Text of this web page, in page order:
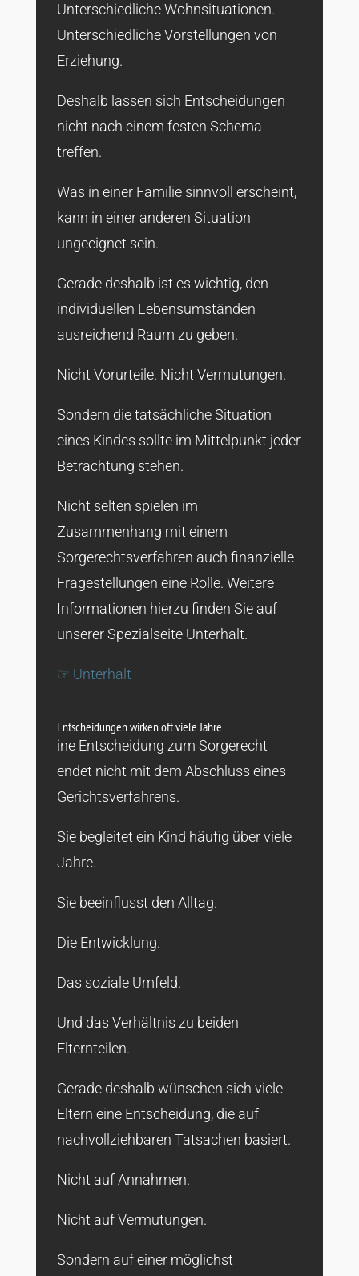
Unterschiedliche Wohnsituationen.
Unterschiedliche Vorstellungen von
Erziehung.
Deshalb lassen sich Entscheidungen
nicht nach einem festen Schema
treffen.
Was in einer Familie sinnvoll erscheint,
kann in einer anderen Situation
ungeeignet sein.
Gerade deshalb ist es wichtig, den
individuellen Lebensumständen
ausreichend Raum zu geben.
Nicht Vorurteile. Nicht Vermutungen.
Sondern die tatsächliche Situation
eines Kindes sollte im Mittelpunkt jeder
Betrachtung stehen.
Nicht selten spielen im
Zusammenhang mit einem
Sorgerechtsverfahren auch finanzielle
Fragestellungen eine Rolle. Weitere
Informationen hierzu finden Sie auf
unserer Spezialseite Unterhalt.
☞ Unterhalt
Entscheidungen wirken oft viele Jahre
ine Entscheidung zum Sorgerecht
endet nicht mit dem Abschluss eines
Gerichtsverfahrens.
Sie begleitet ein Kind häufig über viele
Jahre.
Sie beeinflusst den Alltag.
Die Entwicklung.
Das soziale Umfeld.
Und das Verhältnis zu beiden
Elternteilen.
Gerade deshalb wünschen sich viele
Eltern eine Entscheidung, die auf
nachvollziehbaren Tatsachen basiert.
Nicht auf Annahmen.
Nicht auf Vermutungen.
Sondern auf einer möglichst